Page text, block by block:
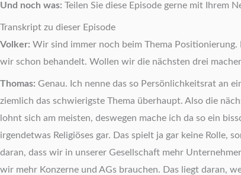
Und noch was: Teilen Sie diese Episode gerne mit Ihrem
Transkript zu dieser Episode
Volker: Wir sind immer noch beim Thema
wir schon behandelt. Wollen wir die nächsten drei
Thomas: Genau. Ich nenne das so Persönlichkeitsrat an
ziemlich das schwierigste Thema überhaupt. Also die
lohnt sich am meisten, deswegen mache ich da so ein
irgendetwas Religiöses gar. Das spielt ja gar keine Rolle,
daran, dass wir in unserer Gesellschaft mehr
wir mehr Konzerne und AGs brauchen. Das liegt daran,